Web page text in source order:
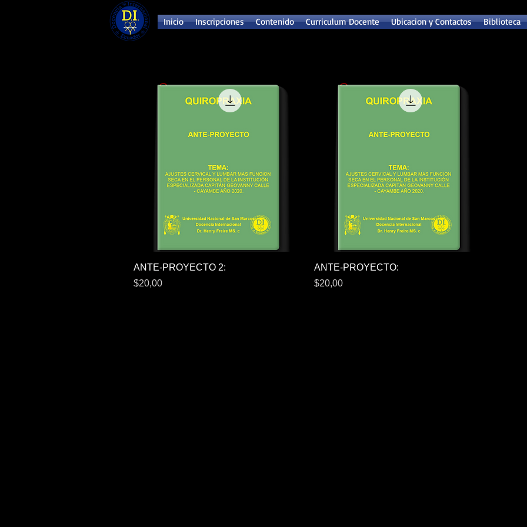
Inicio Inscripciones Contenido Curriculum Docente Ubicacion y Contactos Biblioteca
Vista rápida
ANTE-PROYECTO 2:
Precio
$20,00
Vista rápida
ANTE-PROYECTO:
Precio
$20,00